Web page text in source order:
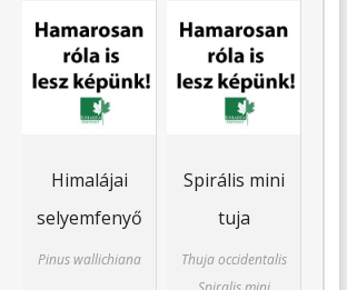
Himalájai
selyemfenyő
Pinus wallichiana
Spirális mini
tuja
Thuja occidentalis